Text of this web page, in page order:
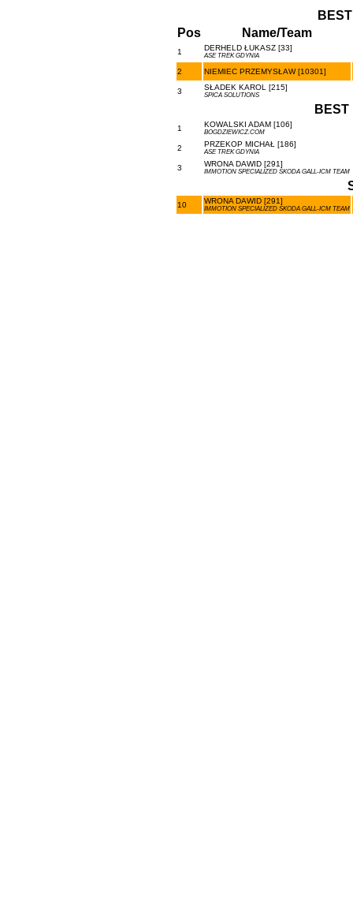
Pos
Name/Team
1 DERHELD ŁUKASZ [33]
ASE TREK GDYNIA
2 NIEMIEC PRZEMYSŁAW [10301]
3 SŁADEK KAROL [215]
SPICA SOLUTIONS
BEST
1 KOWALSKI ADAM [106]
BOGDZIEWICZ.COM
2 PRZEKOP MICHAŁ [186]
ASE TREK GDYNIA
3 WRONA DAWID [291]
IMMOTION SPECIALIZED SKODA GALL-ICM TEAM
10 WRONA DAWID [291]
IMMOTION SPECIALIZED SKODA GALL-ICM TEAM